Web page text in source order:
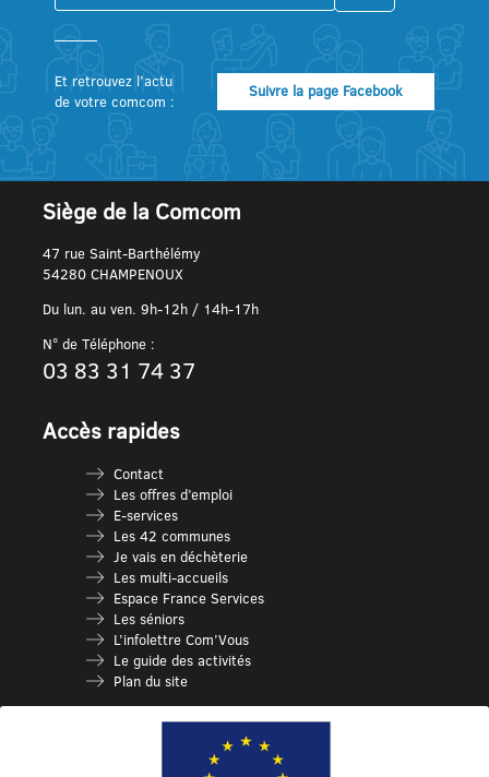
Et retrouvez l’actu
de votre comcom :
Suivre la page Facebook
Siège de la Comcom
47 rue Saint-Barthélémy
54280 CHAMPENOUX
Du lun. au ven. 9h-12h / 14h-17h
N° de Téléphone :
03 83 31 74 37
Accès rapides
Contact
Les offres d’emploi
E-services
Les 42 communes
Je vais en déchèterie
Les multi-accueils
Espace France Services
Les séniors
L’infolettre Com’Vous
Le guide des activités
Plan du site